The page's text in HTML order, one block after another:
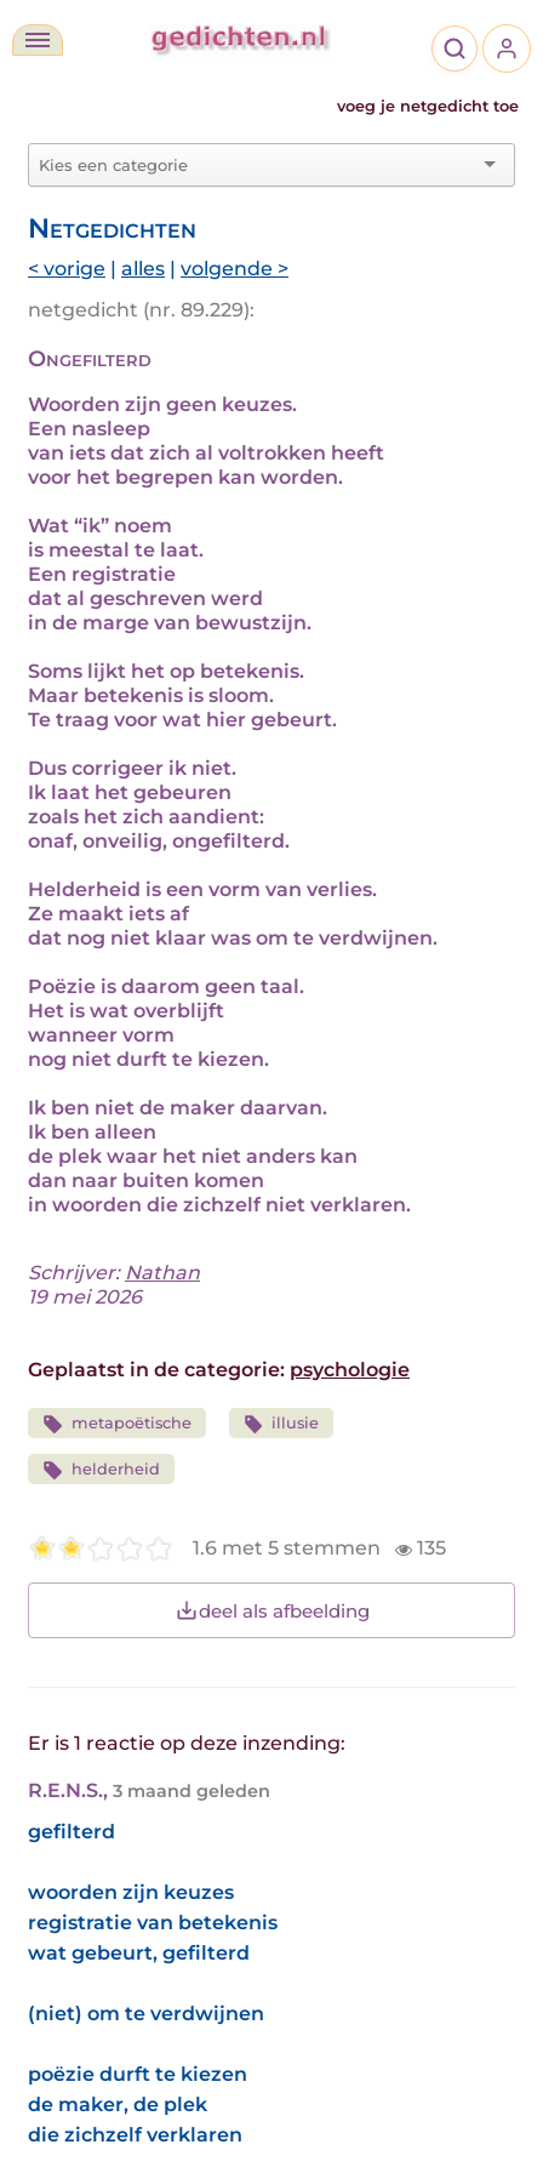
voeg je netgedicht toe
Netgedichten
< vorige | alles | volgende >
netgedicht (nr. 89.229):
Ongefilterd
Woorden zijn geen keuzes.
Een nasleep
van iets dat zich al voltrokken heeft
voor het begrepen kan worden.
Wat “ik” noem
is meestal te laat.
Een registratie
dat al geschreven werd
in de marge van bewustzijn.
Soms lijkt het op betekenis.
Maar betekenis is sloom.
Te traag voor wat hier gebeurt.
Dus corrigeer ik niet.
Ik laat het gebeuren
zoals het zich aandient:
onaf, onveilig, ongefilterd.
Helderheid is een vorm van verlies.
Ze maakt iets af
dat nog niet klaar was om te verdwijnen.
Poëzie is daarom geen taal.
Het is wat overblijft
wanneer vorm
nog niet durft te kiezen.
Ik ben niet de maker daarvan.
Ik ben alleen
de plek waar het niet anders kan
dan naar buiten komen
in woorden die zichzelf niet verklaren.
Schrijver: Nathan
19 mei 2026
Geplaatst in de categorie: psychologie
metapoëtische illusie
helderheid
1.6 met 5 stemmen 135
deel als afbeelding
Er is 1 reactie op deze inzending:
R.E.N.S., 3 maand geleden
gefilterd
woorden zijn keuzes
registratie van betekenis
wat gebeurt, gefilterd
(niet) om te verdwijnen
poëzie durft te kiezen
de maker, de plek
die zichzelf verklaren